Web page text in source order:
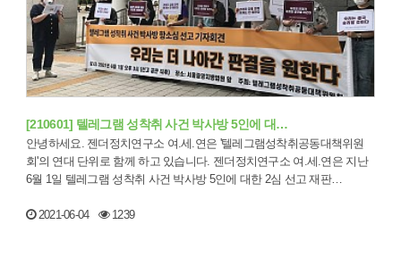
[210601] 텔레그램 성착취 사건 박사방 5인에 대…
안녕하세요. 젠더정치연구소 여.세.연은 '텔레그램성착취공동대책위원
회'의 연대 단위로 함께 하고 있습니다. 젠더정치연구소 여.세.연은 지난
6월 1일 텔레그램 성착취 사건 박사방 5인에 대한 2심 선고 재판…
2021-06-04 1239